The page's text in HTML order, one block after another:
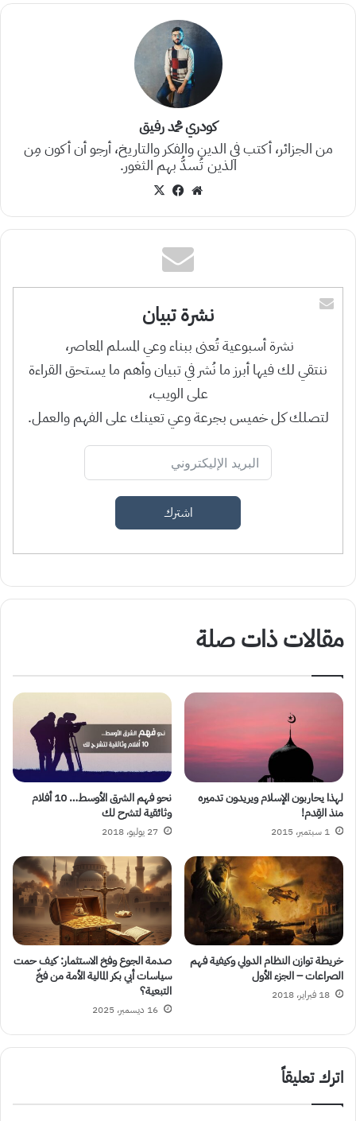
كودري محمد رفيق
من الجزائر، أكتب في الدين والفكر والتاريخ، أرجو أن أكون مِن
الذين تُسدُّ بهم الثغور.
موقع فيسبوك
نشرة تبيان
نشرة أسبوعية تُعنى ببناء وعي المسلم المعاصر،
ننتقي لك فيها أبرز ما نُشر في تبيان وأهم ما يستحق القراءة
على الويب،
لتصلك كل خميس بجرعة وعي تعينك على الفهم والعمل.
اشترك
مقالات ذات صلة
لهذا يحاربون الإسلام ويريدون تدميره
منذ القِدم!
1 سبتمبر، 2015
نحو فهم الشرق الأوسط… 10 أفلام
وثائقية لتشرح لك
27 يوليو، 2018
خريطة توازن النظام الدولي وكيفية فهم
الصراعات – الجزء الأول
18 فبراير، 2018
صدمة الجوع وفخ الاستثمار: كيف حمت
سياسات أبي بكر المالية الأمة من فخّ
التبعية؟
16 ديسمبر، 2025
اترك تعليقاً